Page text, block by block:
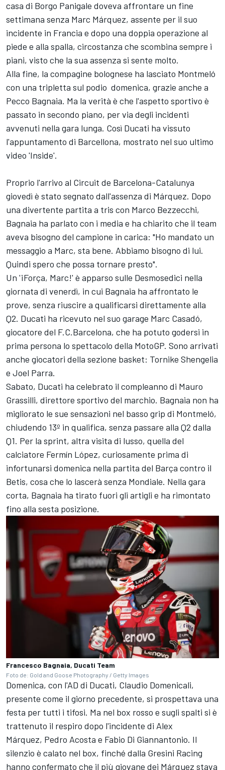
casa di Borgo Panigale doveva affrontare un fine
settimana senza Marc Márquez, assente per il suo
incidente in Francia e dopo una doppia operazione al
piede e alla spalla, circostanza che scombina sempre i
piani, visto che la sua assenza si sente molto.
Alla fine, la compagine bolognese ha lasciato Montmeló
con una tripletta sul podio domenica, grazie anche a
Pecco Bagnaia. Ma la verità è che l'aspetto sportivo è
passato in secondo piano, per via degli incidenti
avvenuti nella gara lunga. Così Ducati ha vissuto
l'appuntamento di Barcellona, mostrato nel suo ultimo
video 'Inside'.
Proprio l'arrivo al Circuit de Barcelona-Catalunya
giovedì è stato segnato dall'assenza di Márquez. Dopo
una divertente partita a tris con Marco Bezzecchi,
Bagnaia ha parlato con i media e ha chiarito che il team
aveva bisogno del campione in carica: "Ho mandato un
messaggio a Marc, sta bene. Abbiamo bisogno di lui.
Quindi spero che possa tornare presto".
Un '¡Força, Marc!' è apparso sulle Desmosedici nella
giornata di venerdì, in cui Bagnaia ha affrontato le
prove, senza riuscire a qualificarsi direttamente alla
Q2. Ducati ha ricevuto nel suo garage Marc Casadó,
giocatore del F.C.Barcelona, che ha potuto godersi in
prima persona lo spettacolo della MotoGP. Sono arrivati
anche giocatori della sezione basket: Tornike Shengelia
e Joel Parra.
Sabato, Ducati ha celebrato il compleanno di Mauro
Grassilli, direttore sportivo del marchio. Bagnaia non ha
migliorato le sue sensazioni nel basso grip di Montmeló,
chiudendo 13º in qualifica, senza passare alla Q2 dalla
Q1. Per la sprint, altra visita di lusso, quella del
calciatore Fermín López, curiosamente prima di
infortunarsi domenica nella partita del Barça contro il
Betis, cosa che lo lascerà senza Mondiale. Nella gara
corta, Bagnaia ha tirato fuori gli artigli e ha rimontato
fino alla sesta posizione.
Francesco Bagnaia, Ducati Team
Foto de: Gold and Goose Photography / Getty Images
Domenica, con l'AD di Ducati, Claudio Domenicali,
presente come il giorno precedente, si prospettava una
festa per tutti i tifosi. Ma nel box rosso e sugli spalti si è
trattenuto il respiro dopo l'incidente di Alex
Márquez, Pedro Acosta e Fabio Di Giannantonio. Il
silenzio è calato nel box, finché dalla Gresini Racing
hanno confermato che il più giovane dei Márquez stava